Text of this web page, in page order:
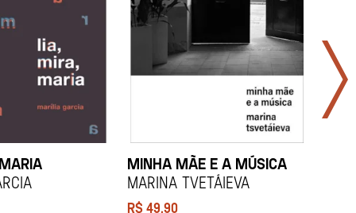
MINHA MÃE E A MÚSICA
Marina Tvetáieva
R$49,90